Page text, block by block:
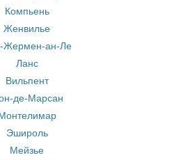
Компьень
Женвилье
Жермен-ан-Ле
Ланс
Вильпент
де-Марсан
Эшироль
Мейзье